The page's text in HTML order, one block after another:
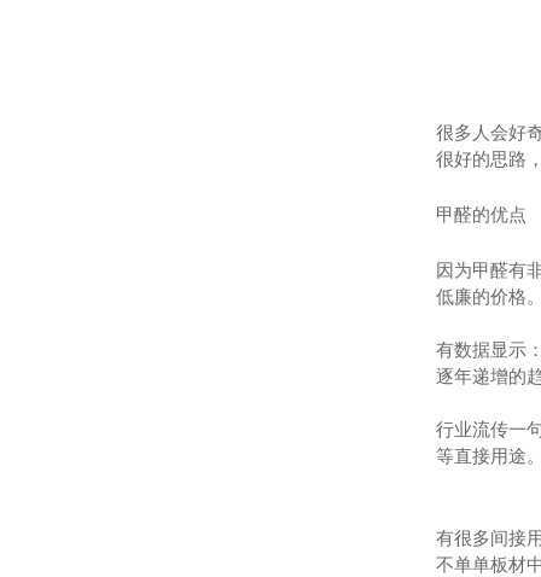
很多人会好
很好的思路
甲醛的优点
因为甲醛有
低廉的价格。
有数据显示
逐年递增的
行业流传一
等直接用途。
有很多间接
不单单板材